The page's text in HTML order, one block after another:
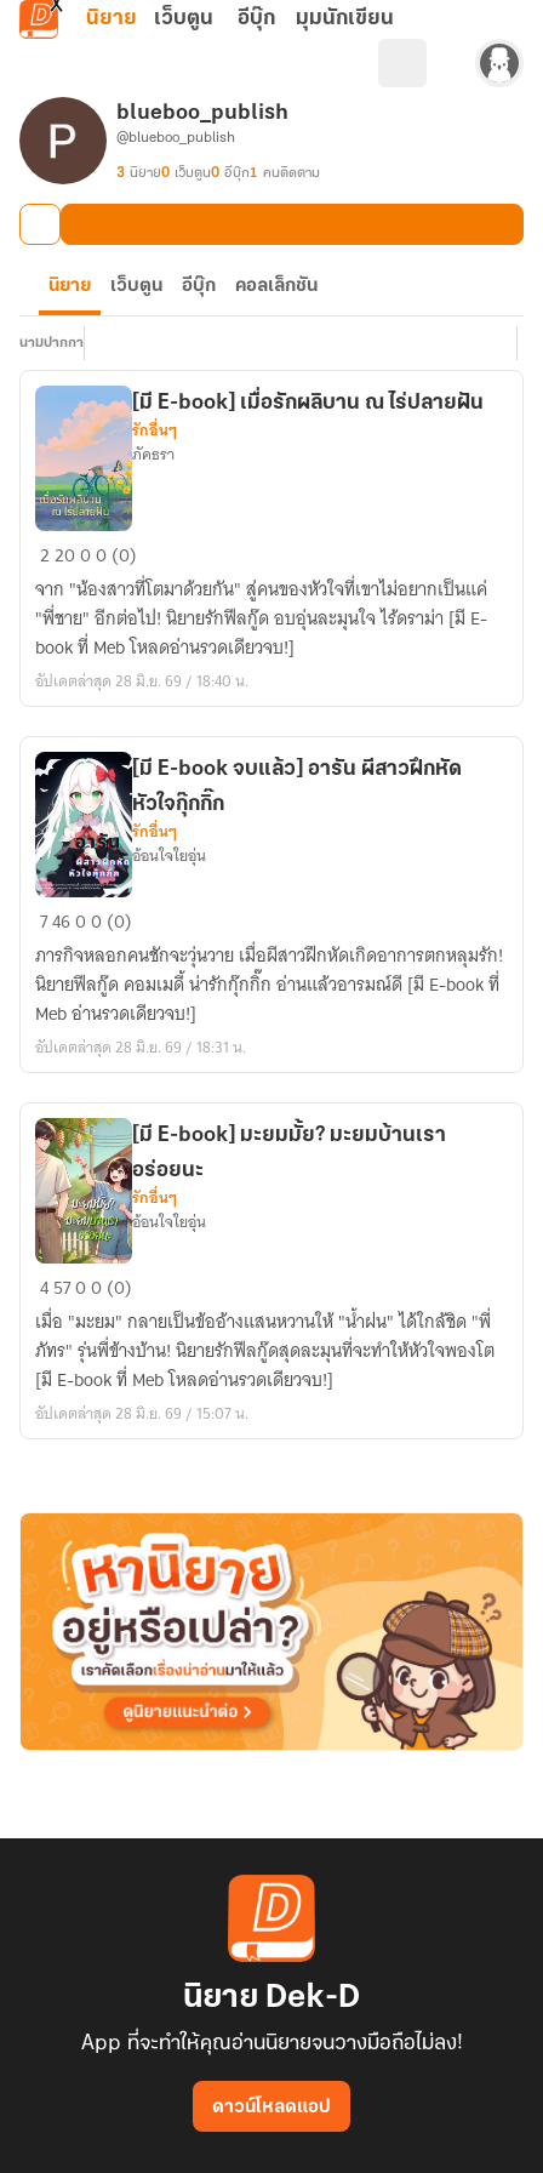
ข้ามไปยังเนื้อหาหลัก
นิยาย เว็บตูน อีบุ๊ก มุมนักเขียน
blueboo_publish
@blueboo_publish
3 นิยาย0 เว็บตูน0 อีบุ๊ก1 คนติดตาม
นิยาย เว็บตูน อีบุ๊ก คอลเล็กชัน
นามปากกา
[มี
book]
เมื่อ
รัก
ผลิ
ณ
ไร่
ปลาย
ฝัน
[มี E-book] เมื่อรักผลิบาน ณ ไร่ปลายฝัน
รักอื่นๆ
ภัคธรา
22000 (0)
จาก "น้องสาวที่โตมาด้วยกัน" สู่คนของหัวใจที่เขาไม่อยากเป็นแค่
"พี่ชาย" อีกต่อไป! นิยายรักฟีลกู๊ด อบอุ่นละมุนใจ ไร้ดราม่า [มี E-
book ที่ Meb โหลดอ่านรวดเดียวจบ!]
อัปเดตล่าสุด 28 มิ.ย. 69 / 18:40 น.
[มี
book
จบ
แล้ว]
อา
ผี
สาว
ฝึกหัด
หัวใจ
กุ๊กกิ๊ก
[มี E-book จบแล้ว] อารัน ผีสาวฝึกหัด
หัวใจกุ๊กกิ๊ก
รักอื่นๆ
อ้อนใจใยอุ่น
74600 (0)
ภารกิจหลอกคนชักจะวุ่นวาย เมื่อผีสาวฝึกหัดเกิดอาการตกหลุมรัก!
นิยายฟีลกู๊ด คอมเมดี้ น่ารักกุ๊กกิ๊ก อ่านแล้วอารมณ์ดี [มี E-book ที่
Meb อ่านรวดเดียวจบ!]
อัปเดตล่าสุด 28 มิ.ย. 69 / 18:31 น.
[มี
E-
book]
มะยม
มั้ย?
มะยม
อร่อย
นะ
[มี E-book] มะยมมั้ย? มะยมบ้านเรา
อร่อยนะ
รักอื่นๆ
อ้อนใจใยอุ่น
45700 (0)
เมื่อ "มะยม" กลายเป็นข้ออ้างแสนหวานให้ "น้ำฝน" ได้ใกล้ชิด "พี่
ภัทร" รุ่นพี่ข้างบ้าน! นิยายรักฟีลกู๊ดสุดละมุนที่จะทำให้หัวใจพองโต
[มี E-book ที่ Meb โหลดอ่านรวดเดียวจบ!]
อัปเดตล่าสุด 28 มิ.ย. 69 / 15:07 น.
นิยาย Dek-D
App ที่จะทำให้คุณอ่านนิยายจนวางมือถือไม่ลง!
ดาวน์โหลดแอป